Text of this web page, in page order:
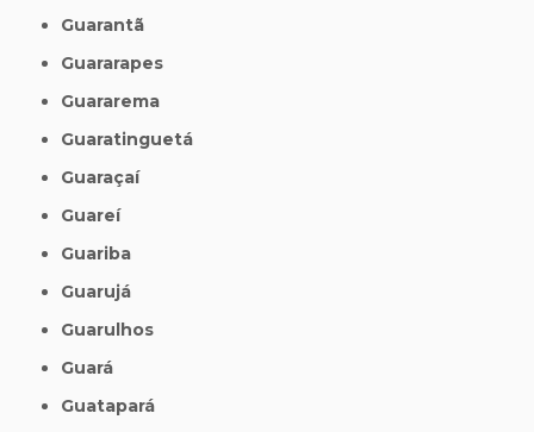
Guarantã
Guararapes
Guararema
Guaratinguetá
Guaraçaí
Guareí
Guariba
Guarujá
Guarulhos
Guará
Guatapará